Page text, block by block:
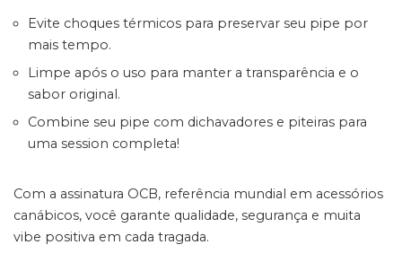
Evite choques térmicos para preservar seu pipe por
mais tempo.
Limpe após o uso para manter a transparência e o
sabor original.
Combine seu pipe com dichavadores e piteiras para
uma session completa!
Com a assinatura OCB, referência mundial em acessórios
canábicos, você garante qualidade, segurança e muita
vibe positiva em cada tragada.